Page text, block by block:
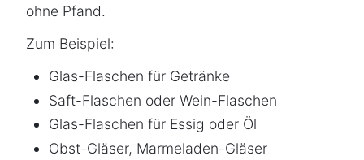
ohne Pfand.
Zum Beispiel:
Glas-Flaschen für Getränke
Saft-Flaschen oder Wein-Flaschen
Glas-Flaschen für Essig oder Öl
Obst-Gläser, Marmeladen-Gläser